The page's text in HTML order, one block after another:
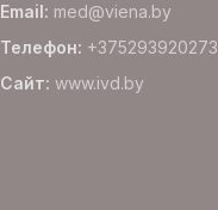
Email: med@viena.by
Телефон: +375293920273
Сайт: www.ivd.by